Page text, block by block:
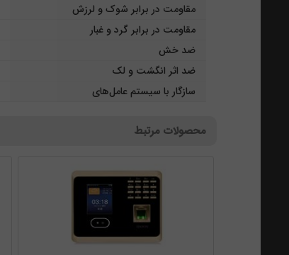
مقاومت در برابر شوک و لرزش
مقاومت در برابر گرد و غبار
ضد خش
ضد اثر انگشت و لک
سازگار با سیستم عامل‌های
محصولات مرتبط